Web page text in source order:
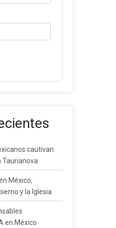
cautivan
Taurianova
México,
y la Iglesia
en México